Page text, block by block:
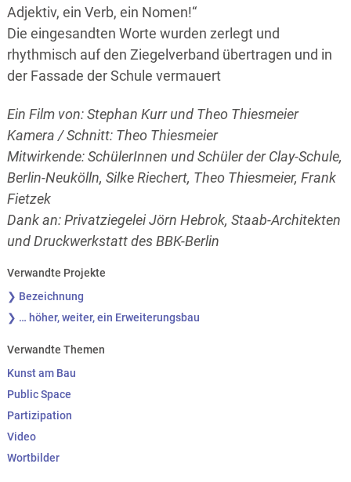
Adjektiv, ein Verb, ein Nomen!“
Die eingesandten Worte wurden zerlegt und
rhythmisch auf den Ziegelverband übertragen und in
der Fassade der Schule vermauert
Ein Film von: Stephan Kurr und Theo Thiesmeier
Kamera / Schnitt: Theo Thiesmeier
Mitwirkende: SchülerInnen und Schüler der Clay-Schule,
Berlin-Neukölln, Silke Riechert, Theo Thiesmeier, Frank
Fietzek
Dank an: Privatziegelei Jörn Hebrok, Staab-Architekten
und Druckwerkstatt des BBK-Berlin
Verwandte Projekte
❯ Bezeichnung
❯ … höher, weiter, ein Erweiterungsbau
Verwandte Themen
Kunst am Bau
Public Space
Partizipation
Video
Wortbilder